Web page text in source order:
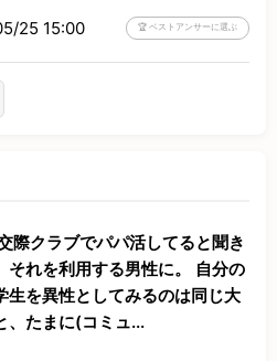
25 15:00 🏆 ベストアンサーに選ぶ
際クラブでパパ活してると聞き
それを利用する男性に。 自分の
生を異性としてみるのは同じ大
、たまに(コミュ...